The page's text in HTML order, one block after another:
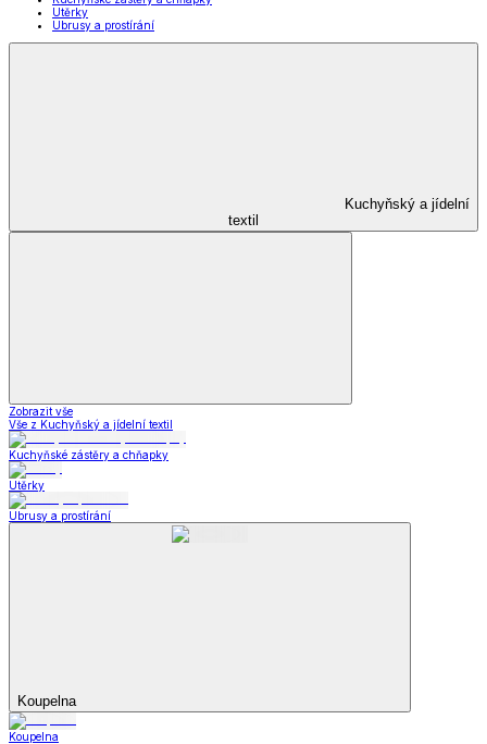
Utěrky
Ubrusy a prostírání
Kuchyňský a jídelní
textil
Zobrazit vše
Vše z Kuchyňský a jídelní textil
Kuchyňské zástěry a chňapky
Utěrky
Ubrusy a prostírání
Koupelna
Koupelna